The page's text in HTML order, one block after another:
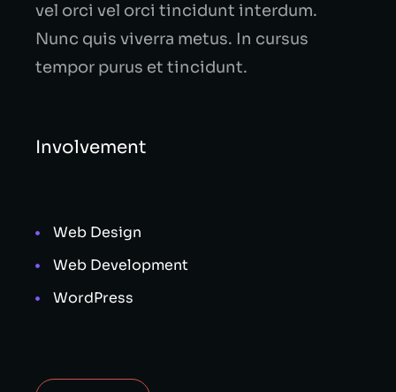
vel orci vel orci tincidunt interdum.
Nunc quis viverra metus. In cursus
tempor purus et tincidunt.
Involvement
Web Design
Web Development
WordPress